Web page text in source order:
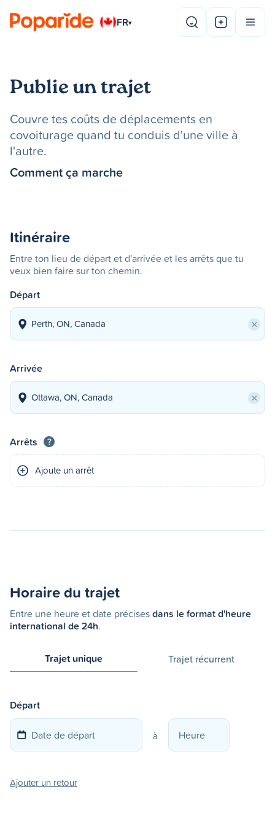
FR▾
Publie un trajet
Couvre tes coûts de déplacements en
covoiturage quand tu conduis d'une ville à
l'autre.
Comment ça marche
Itinéraire
Entre ton lieu de départ et d'arrivée et les arrêts que tu
veux bien faire sur ton chemin.
Départ
×
Arrivée
×
Arrêts ?
Ajoute un arrêt
Horaire du trajet
Entre une heure et date précisesdans le format d'heure
international de 24h.
Trajet unique Trajet récurrent
Départ
à
Ajouter un retour